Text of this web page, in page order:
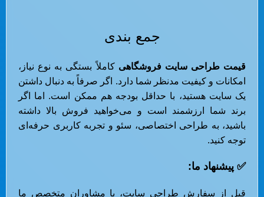
جمع بندی
قیمت طراحی سایت فروشگاهی کاملاً بستگی به نوع نیاز،
امکانات و کیفیت مدنظر شما دارد. اگر صرفاً به دنبال داشتن
یک سایت هستید، با حداقل بودجه هم ممکن است. اما اگر
برند شما ارزشمند است و می‌خواهید فروش بالا داشته
باشید، به طراحی اختصاصی، سئو و تجربه کاربری حرفه‌ای
توجه کنید.
✅ پیشنهاد ما:
قبل از سفارش طراحی سایت، با مشاوران متخصص ما